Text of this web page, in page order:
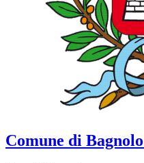
Comune di